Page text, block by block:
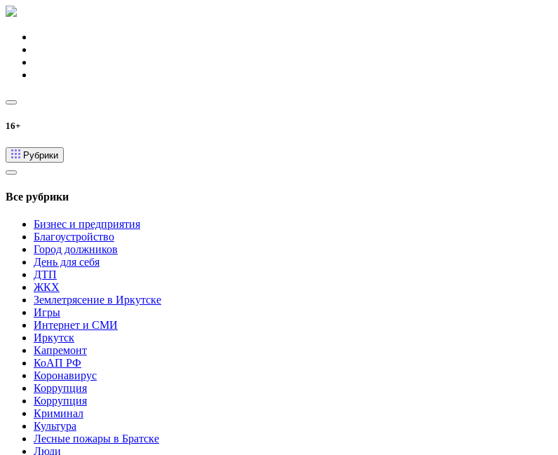
16+
Рубрики
Все рубрики
Бизнес и предприятия
Благоустройство
Город должников
День для себя
ДТП
ЖКХ
Землетрясение в Иркутске
Игры
Интернет и СМИ
Иркутск
Капремонт
КоАП РФ
Коронавирус
Коррупция
Коррупция
Криминал
Культура
Лесные пожары в Братске
Люди